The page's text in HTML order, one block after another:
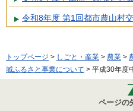
令和8年度 第1回都市農山村
トップページ > しごと・産業 > 農業 >
域ふるさと事業について > 平成30年度
ページの